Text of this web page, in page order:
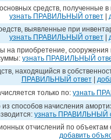
средств, полученные
узнать ПРАВИЛЬНЫЙ ответ
выявленные при
узнать ПРАВИЛЬНЫЙ ответ
на приобретение,
узнать ПРАВИЛЬНЫЙ
находящийся в
ПРАВИЛЬНЫЙ ответ|
только по: узнать
способов начисления
узнать ПРАВИЛЬНЫЙ
отчислений по объектам
добавить